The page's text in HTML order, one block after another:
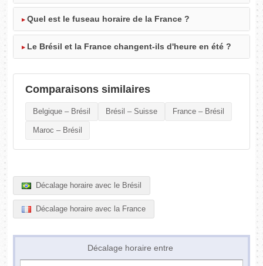
Quel est le fuseau horaire de la France ?
Le Brésil et la France changent-ils d'heure en été ?
Comparaisons similaires
Belgique – Brésil Brésil – Suisse France – Brésil
Maroc – Brésil
Décalage horaire avec le Brésil
Décalage horaire avec la France
Décalage horaire entre